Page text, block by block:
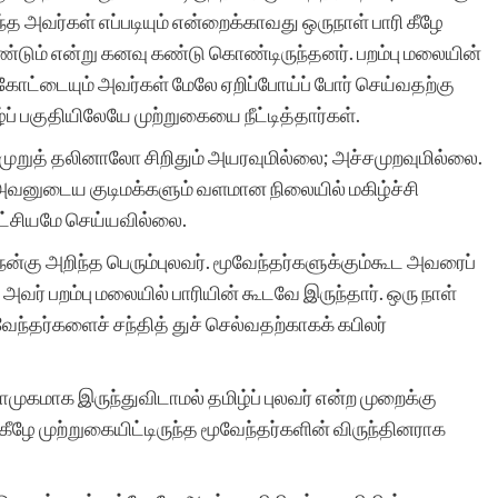
அவர்கள் எப்படியும் என்றைக்காவது ஒருநாள் பாரி கீழே
என்று கனவு கண்டு கொண்டிருந்தனர். பறம்பு மலையின்
அவர்கள் மேலே ஏறிப்போய்ப் போர் செய்வதற்கு
முற்றுகையை நீட்டித்தார்கள்.
தலினாலோ சிறிதும் அயரவுமில்லை; அச்சமுறவுமில்லை.
குடிமக்களும் வளமான நிலையில் மகிழ்ச்சி
செய்யவில்லை.
நன்கு அறிந்த பெரும்புலவர். மூவேந்தர்களுக்கும்கூட அவரைப்
பறம்பு மலையில் பாரியின் கூடவே இருந்தார். ஒரு நாள்
சந்தித் துச் செல்வதற்காகக் கபிலர்
இருந்துவிடாமல் தமிழ்ப் புலவர் என்ற முறைக்கு
முற்றுகையிட்டிருந்த மூவேந்தர்களின் விருந்தினராக